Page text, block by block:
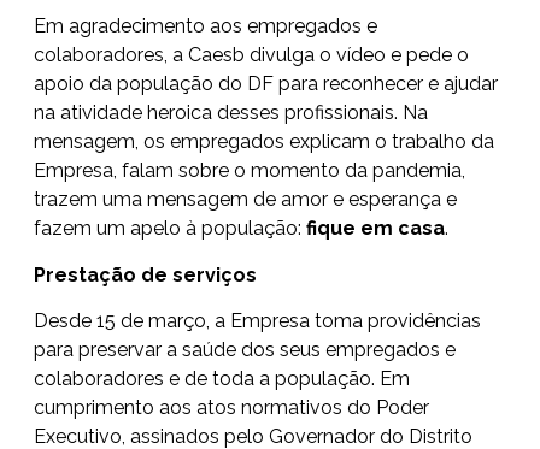
Em agradecimento aos empregados e
colaboradores, a Caesb divulga o vídeo e pede o
apoio da população do DF para reconhecer e ajudar
na atividade heroica desses profissionais. Na
mensagem, os empregados explicam o trabalho da
Empresa, falam sobre o momento da pandemia,
trazem uma mensagem de amor e esperança e
fazem um apelo à população: fique em casa.
Prestação de serviços
Desde 15 de março, a Empresa toma providências
para preservar a saúde dos seus empregados e
colaboradores e de toda a população. Em
cumprimento aos atos normativos do Poder
Executivo, assinados pelo Governador do Distrito